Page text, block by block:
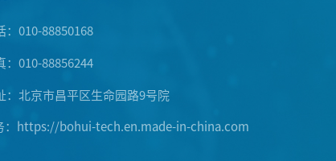
：010-88850168
：010-88856244
：北京市昌平区生命园路9号院
https://bohui-tech.en.made-in-china.com